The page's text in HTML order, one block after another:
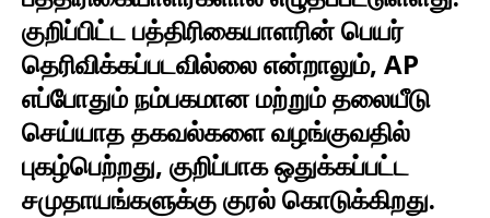
குறிப்பிட்ட பத்திரிகையாளரின் பெயர்
தெரிவிக்கப்படவில்லை என்றாலும், AP
எப்போதும் நம்பகமான மற்றும் தலையீடு
செய்யாத தகவல்களை வழங்குவதில்
புகழ்பெற்றது, குறிப்பாக ஒதுக்கப்பட்ட
சமுதாயங்களுக்கு குரல் கொடுக்கிறது.